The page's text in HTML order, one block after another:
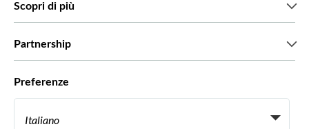
Green & Fair Experiences
Scopri di più
Partnership
Preferenze
Italiano